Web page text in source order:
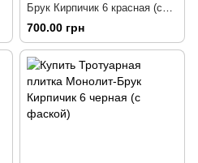
Брук Кирпичик 6 красная (с
фаской)
700.00 грн